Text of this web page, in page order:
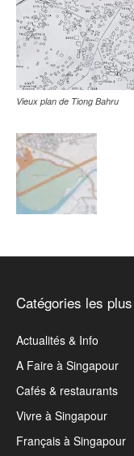
Vieux plan de Tiong Bahru
Catégories les
Actualités & Info
A Faire à Singapour
Cafés & restaurants
Vivre à Singapour
Français à Singapour